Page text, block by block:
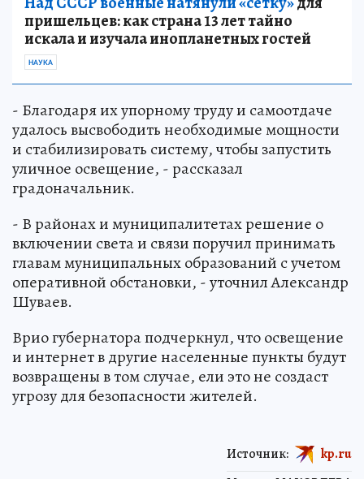
пришельцев: как страна 13 лет тайно
искала и изучала инопланетных гостей
НАУКА
- Благодаря их упорному труду и самоотдаче
удалось высвободить необходимые мощности
и стабилизировать систему, чтобы запустить
уличное освещение, - рассказал
градоначальник.
- В районах и муниципалитетах решение о
включении света и связи поручил принимать
главам муниципальных образований с учетом
оперативной обстановки, - уточнил Александр
Шуваев.
Врио губернатора подчеркнул, что освещение
и интернет в другие населенные пункты будут
возвращены в том случае, ели это не создаст
угрозу для безопасности жителей.
Источник: kp.ru